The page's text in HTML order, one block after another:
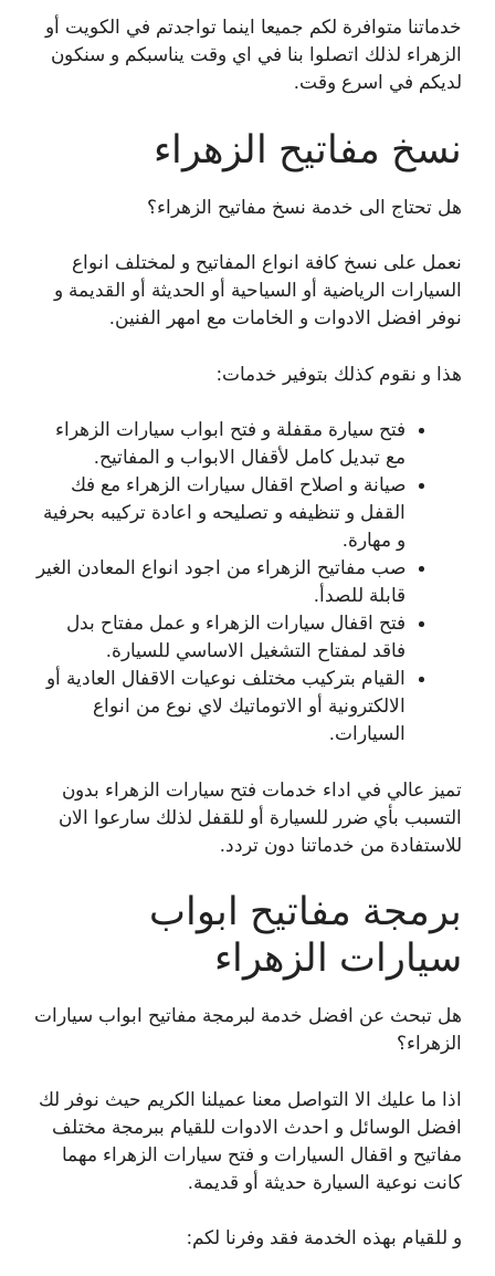
خدماتنا متوافرة لكم جميعا اينما تواجدتم في الكويت أو
الزهراء لذلك اتصلوا بنا في اي وقت يناسبكم و سنكون
لديكم في اسرع وقت.
نسخ مفاتيح الزهراء
هل تحتاج الى خدمة نسخ مفاتيح الزهراء؟
نعمل على نسخ كافة انواع المفاتيح و لمختلف انواع
السيارات الرياضية أو السياحية أو الحديثة أو القديمة و
نوفر افضل الادوات و الخامات مع امهر الفنين.
هذا و نقوم كذلك بتوفير خدمات:
فتح سيارة مقفلة و فتح ابواب سيارات الزهراء
مع تبديل كامل لأقفال الابواب و المفاتيح.
صيانة و اصلاح اقفال سيارات الزهراء مع فك
القفل و تنظيفه و تصليحه و اعادة تركيبه بحرفية
و مهارة.
صب مفاتيح الزهراء من اجود انواع المعادن الغير
قابلة للصدأ.
فتح اقفال سيارات الزهراء و عمل مفتاح بدل
فاقد لمفتاح التشغيل الاساسي للسيارة.
القيام بتركيب مختلف نوعيات الاقفال العادية أو
الالكترونية أو الاتوماتيك لاي نوع من انواع
السيارات.
تميز عالي في اداء خدمات فتح سيارات الزهراء بدون
التسبب بأي ضرر للسيارة أو للقفل لذلك سارعوا الان
للاستفادة من خدماتنا دون تردد.
برمجة مفاتيح ابواب
سيارات الزهراء
هل تبحث عن افضل خدمة لبرمجة مفاتيح ابواب سيارات
الزهراء؟
اذا ما عليك الا التواصل معنا عميلنا الكريم حيث نوفر لك
افضل الوسائل و احدث الادوات للقيام ببرمجة مختلف
مفاتيح و اقفال السيارات و فتح سيارات الزهراء مهما
كانت نوعية السيارة حديثة أو قديمة.
و للقيام بهذه الخدمة فقد وفرنا لكم: